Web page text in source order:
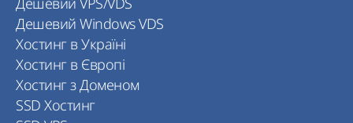
Дешевий Windows VDS
Хостинг в Україні
Хостинг в Європі
Хостинг з Доменом
SSD Хостинг